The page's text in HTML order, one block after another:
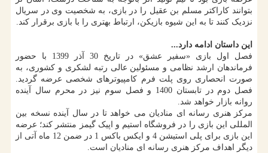
بتوانند کاراکتر مسلم بن عقیل را در بازی، به شخصیت وی در سریال
نزدیک کنند تا به این شیوه بازیکن، ارتباط بهتری را با بازی برقرار کند.
این داستان ادامه دارد...
فصل اول بازی «سفیر عشق» در تاریخ 30 آذر 1399 با حضور
فرماندهان ارشد نظامی و مسئولین عالی رتبه لشکری و کشوری، به
صورت انحصاری روی پلت فرم کامپیوترهای شخصی عرضه گردید.
فصل دوم در تابستان 1400 و فصل سوم نیز در محرم سال آینده
روانه بازار خواهد شد.
مرکز هنری رسانه ای منادیان می خواهد تا در سال آینده نسخه بین
المللی این بازی را در فروشگاه استیم و اپیک گیمز منتشر کند؛ عرضه
این بازی برای پلی استیشن 4 و ایکس باکس 1 در ضمن 12 ماه آتی از
دیگر اهداف مرکز هنری رسانه ای منادیان است.